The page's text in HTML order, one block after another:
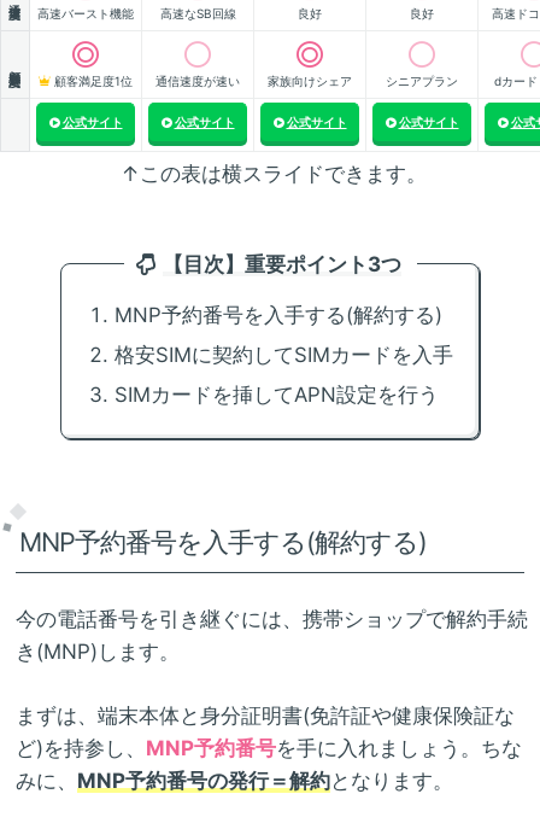
高速バースト機能 高速なSB回線 良好 良好 高速ド
顧客満足度1位 通信速度が速い 家族向けシェア シニアプラン dカード
公式サイト 公式サイト 公式サイト 公式サイト 公式
↑この表は横スライドできます。
【目次】重要ポイント3つ
MNP予約番号を入手する(解約する)
格安SIMに契約してSIMカードを入手
SIMカードを挿してAPN設定を行う
MNP予約番号を入手する(解約する)
今の電話番号を引き継ぐには、携帯ショップで解約手続
き(MNP)します。
まずは、端末本体と身分証明書(免許証や健康保険証な
ど)を持参し、 MNP予約番号を手に入れましょう。ちな
みに、 MNP予約番号の発行＝解約となります。